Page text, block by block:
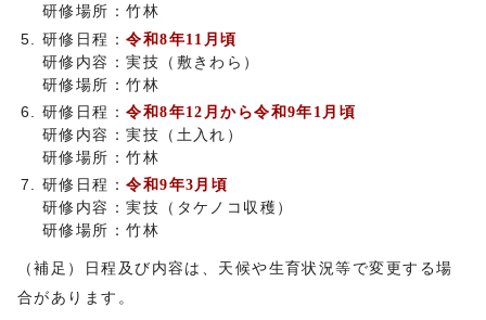
研修場所：竹林
研修日程：令和8年11月頃
研修内容：実技（敷きわら）
研修場所：竹林
研修日程：令和8年12月から令和9年1月頃
研修内容：実技（土入れ）
研修場所：竹林
研修日程：令和9年3月頃
研修内容：実技（タケノコ収穫）
研修場所：竹林
（補足）日程及び内容は、天候や生育状況等で変更する場
合があります。